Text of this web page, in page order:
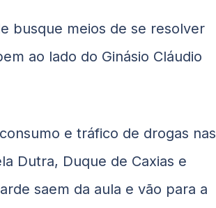
busque meios de se resolver
ao lado do Ginásio Cláudio
e tráfico de drogas nas
Dutra, Duque de Caxias e
saem da aula e vão para a